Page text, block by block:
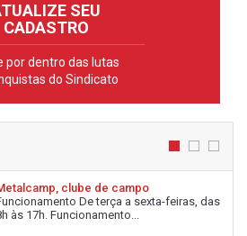
SEU
CADASTRO
por dentro das lutas
do Sindicato
clube de campo
De terça a sexta-feiras, das
às 17h. Funcionamento...